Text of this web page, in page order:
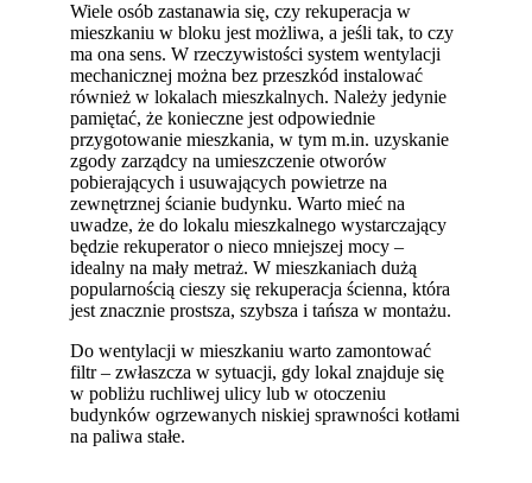
Wiele osób zastanawia się, czy rekuperacja w
mieszkaniu w bloku jest możliwa, a jeśli tak, to czy
ma ona sens. W rzeczywistości system wentylacji
mechanicznej można bez przeszkód instalować
również w lokalach mieszkalnych. Należy jedynie
pamiętać, że konieczne jest odpowiednie
przygotowanie mieszkania, w tym m.in. uzyskanie
zgody zarządcy na umieszczenie otworów
pobierających i usuwających powietrze na
zewnętrznej ścianie budynku. Warto mieć na
uwadze, że do lokalu mieszkalnego wystarczający
będzie rekuperator o nieco mniejszej mocy –
idealny na mały metraż. W mieszkaniach dużą
popularnością cieszy się rekuperacja ścienna, która
jest znacznie prostsza, szybsza i tańsza w montażu.
Do wentylacji w mieszkaniu warto zamontować
filtr – zwłaszcza w sytuacji, gdy lokal znajduje się
w pobliżu ruchliwej ulicy lub w otoczeniu
budynków ogrzewanych niskiej sprawności kotłami
na paliwa stałe.